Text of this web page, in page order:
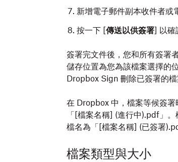
新增電子郵件副本收件者或
按一下 [傳送以供簽署] 以確
簽署完文件後，您和所有簽署
儲存位置為您為該檔案選擇的
Dropbox Sign 刪除已簽署的檔
在 Dropbox 中，檔案等候簽
「[檔案名稱] (進行中).pdf」
檔名為「[檔案名稱] (已簽署
檔案類型與大小